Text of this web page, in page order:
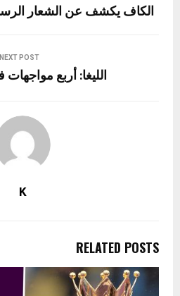
الكاف يكشف عن الشعار الرسمي
NEXT POST
الليغا: أربع
K
RELATED POSTS